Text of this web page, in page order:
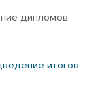
дипломов